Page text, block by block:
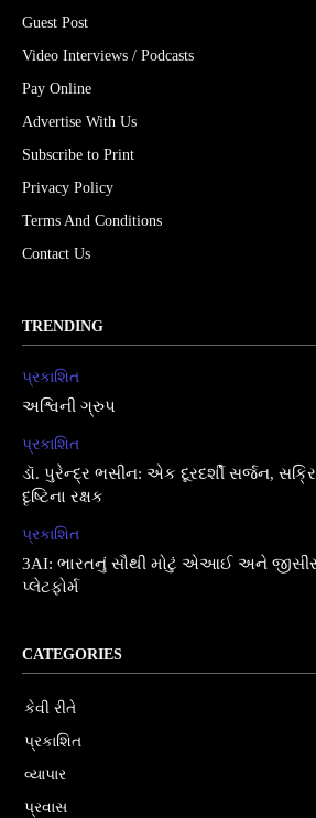
Guest Post
Video Interviews / Podcasts
Pay Online
Advertise With Us
Subscribe to Print
Privacy Policy
Terms And Conditions
Contact Us
TRENDING
પ્રકાશિત
અશ્વિની ગ્રુપ
પ્રકાશિત
ડૉ. પુરેન્દ્ર ભસીન: એક દૂરદર્શી સર્જન,
દૃષ્ટિના રક્ષક
પ્રકાશિત
3AI: ભારતનું સૌથી મોટું એઆઈ અને
પ્લેટફોર્મ
CATEGORIES
કેવી રીતે
પ્રકાશિત
વ્યાપાર
પ્રવાસ